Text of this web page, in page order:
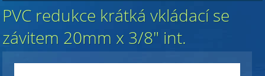
PVC redukce krátká vkládací se
závitem 20mm x 3/8" int.